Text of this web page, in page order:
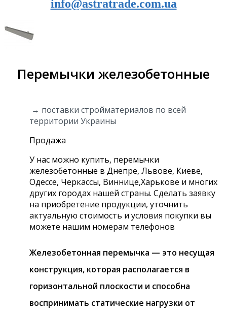
info@astratrade.com.ua
Перемычки железобетонные
→ поставки стройматериалов по всей
территории Украины
Продажа
У нас можно купить, перемычки
железобетонные в Днепре, Львове, Киеве,
Одессе, Черкассы, Виннице,Харькове и многих
других городах нашей страны. Сделать заявку
на приобретение продукции, уточнить
актуальную стоимость и условия покупки вы
можете нашим номерам телефонов
Железобетонная перемычка — это несущая
конструкция, которая располагается в
горизонтальной плоскости и способна
воспринимать статические нагрузки от